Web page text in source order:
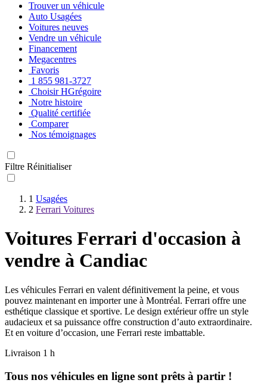
Trouverun véhicule
Auto Usagées
Voitures neuves
Vendre un véhicule
Financement
Megacentres
Favoris
1 855 981-3727
Choisir HGrégoire
Notre histoire
Qualité certifiée
Comparer
Nos témoignages
Filtre Réinitialiser
1 Usagées
2 Ferrari Voitures
Voitures Ferrari d'occasion à
vendre à Candiac
Les véhicules Ferrari en valent définitivement la peine, et vous
pouvez maintenant en importer une à Montréal. Ferrari offre une
esthétique classique et sportive. Le design extérieur offre un style
audacieux et sa puissance offre construction d’auto extraordinaire.
Et en voiture d’occasion, une Ferrari reste imbattable.
Livraison 1 h
Tous nos véhicules en ligne sont prêts à partir !